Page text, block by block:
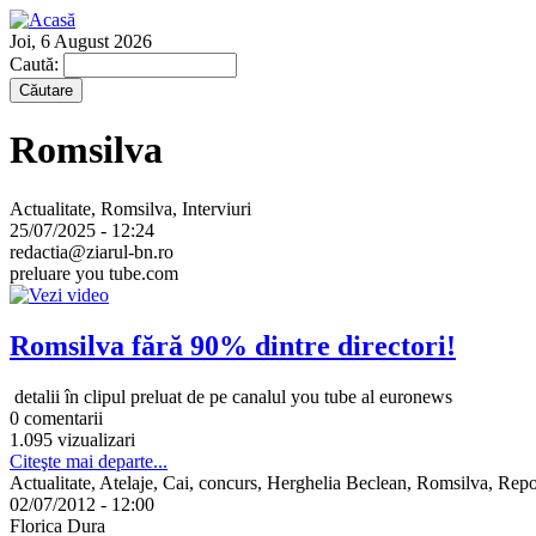
Joi, 6 August 2026
Caută:
Romsilva
Actualitate, Romsilva, Interviuri
25/07/2025 - 12:24
redactia@ziarul-bn.ro
preluare you tube.com
Romsilva fără 90% dintre directori!
detalii în clipul preluat de pe canalul you tube al euronews
0 comentarii
1.095 vizualizari
Citeşte mai departe...
Actualitate, Atelaje, Cai, concurs, Herghelia Beclean, Romsilva,
02/07/2012 - 12:00
Florica Dura